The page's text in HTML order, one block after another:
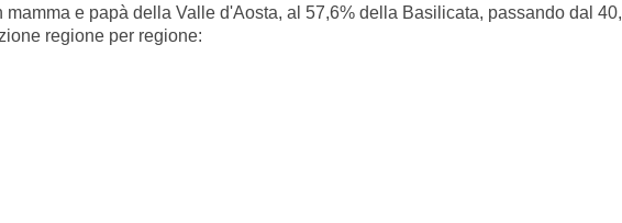
e papà della Valle d'Aosta, al 57,6% della Basilicata, passando dal
regione per regione: